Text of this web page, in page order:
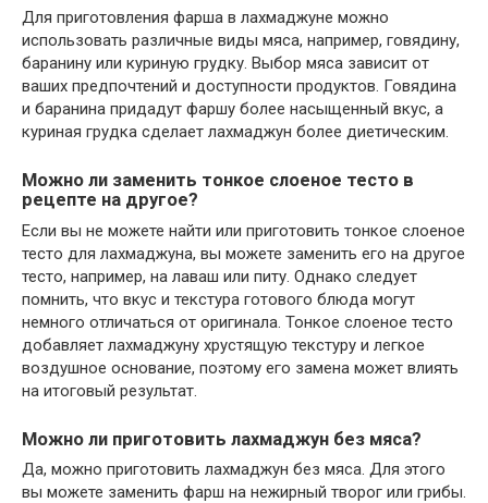
Для приготовления фарша в лахмаджуне можно
использовать различные виды мяса, например, говядину,
баранину или куриную грудку. Выбор мяса зависит от
ваших предпочтений и доступности продуктов. Говядина
и баранина придадут фаршу более насыщенный вкус, а
куриная грудка сделает лахмаджун более диетическим.
Можно ли заменить тонкое слоеное тесто в
рецепте на другое?
Если вы не можете найти или приготовить тонкое слоеное
тесто для лахмаджуна, вы можете заменить его на другое
тесто, например, на лаваш или питу. Однако следует
помнить, что вкус и текстура готового блюда могут
немного отличаться от оригинала. Тонкое слоеное тесто
добавляет лахмаджуну хрустящую текстуру и легкое
воздушное основание, поэтому его замена может влиять
на итоговый результат.
Можно ли приготовить лахмаджун без мяса?
Да, можно приготовить лахмаджун без мяса. Для этого
вы можете заменить фарш на нежирный творог или грибы.